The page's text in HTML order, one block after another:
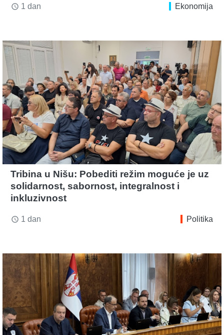
access_time 1 dan Ekonomija
Tribina u Nišu: Pobediti režim moguće je uz
solidarnost, sabornost, integralnost i
inkluzivnost
access_time 1 dan Politika